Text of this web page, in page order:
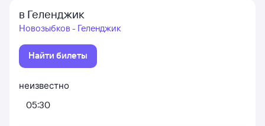
в Геленджик
Новозыбков - Геленджик
Найти билеты
неизвестно
05:30